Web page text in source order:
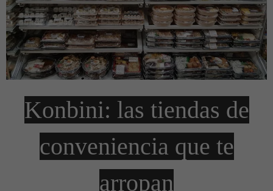
Konbini: las tiendas de
conveniencia que te
arropan